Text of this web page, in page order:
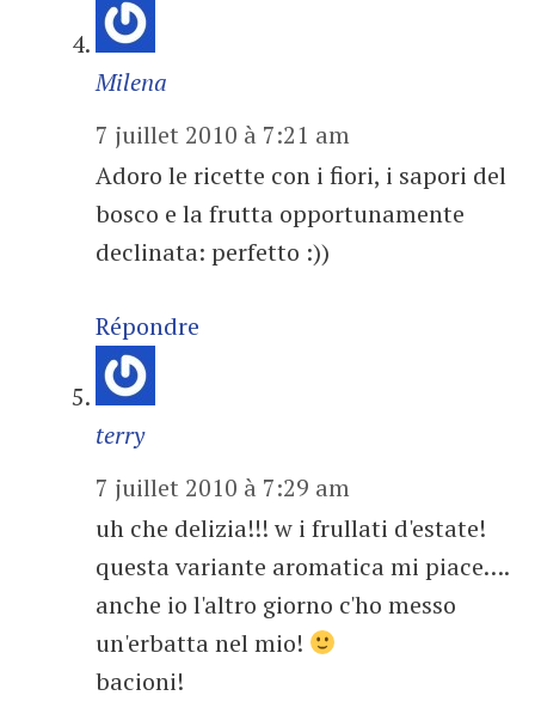
Milena
7 juillet 2010 à 7:21 am
Adoro le ricette con i fiori, i sapori del
bosco e la frutta opportunamente
declinata: perfetto :))
Répondre
terry
7 juillet 2010 à 7:29 am
uh che delizia!!! w i frullati d'estate!
questa variante aromatica mi piace….
anche io l'altro giorno c'ho messo
un'erbatta nel mio!
bacioni!